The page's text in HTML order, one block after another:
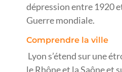
dépression entre 1920
Guerre mondiale.
Comprendre la ville
Lyon s’étend sur une
le Rhône et la Saône et